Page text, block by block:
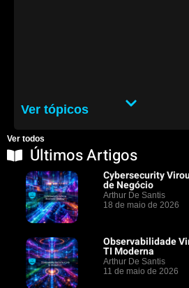
Ver tópicos
Últimos Artigos
Ver todos
Cybersecurity
de Negócio
Arthur De Santis
18 de maio de 2026
Observabilidade
TI Moderna
Arthur De Santis
11 de maio de 2026